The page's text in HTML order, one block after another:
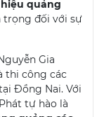
quảng
trọng đối với sự
Gia
thi công các
Đồng Nai. Với
tự hào là